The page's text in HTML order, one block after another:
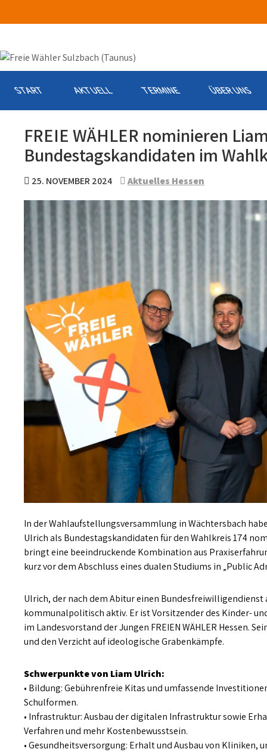
START AKTUELL TERMINE ÜBER UNS
FREIE WÄHLER nominieren
Bundestagskandidaten im
25. NOVEMBER 2024 Aktuelles Hessen
In der Wahlaufstellungsversammlung in Wächtersbach
Ulrich als Bundestagskandidaten für den Wahlkreis 174
bringt eine beeindruckende Kombination aus
kurz vor dem Abschluss eines dualen Studiums in „Public
Ulrich, der nach dem Abitur einen
kommunalpolitisch aktiv. Er ist Vorsitzender des Kinder-
im Landesvorstand der Jungen FREIEN WÄHLER Hessen.
und den Verzicht auf ideologische Grabenkämpfe.
Schwerpunkte von Liam Ulrich:
• Bildung: Gebührenfreie Kitas und umfassende
Schulformen.
• Infrastruktur: Ausbau der digitalen Infrastruktur sowie
Verfahren und mehr Kostenbewusstsein.
• Gesundheitsversorgung: Erhalt und Ausbau von Kliniken,